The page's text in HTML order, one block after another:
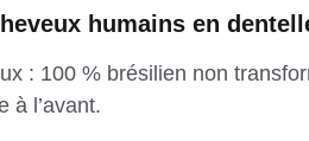
humains en
: 100 % brésilien non
à l’avant.